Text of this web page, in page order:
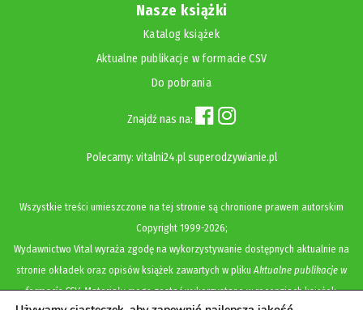
Nasze książki
Katalog książek
Aktualne publikacje w formacie CSV
Do pobrania
Znajdź nas na:
Polecamy: vitalni24.pl superodzywianie.pl
Wszystkie treści umieszczone na tej stronie są chronione prawem autorskim
Copyright1999-2026;
Wydawnictwo Vital wyraża zgodę na wykorzystywanie dostępnych aktualnie na
stronie okładek oraz opisów książek zawartych w plikuAktualne publikacje w
formacie CSV. Materiały mogą zostać wykorzystane w recenzjach książek,